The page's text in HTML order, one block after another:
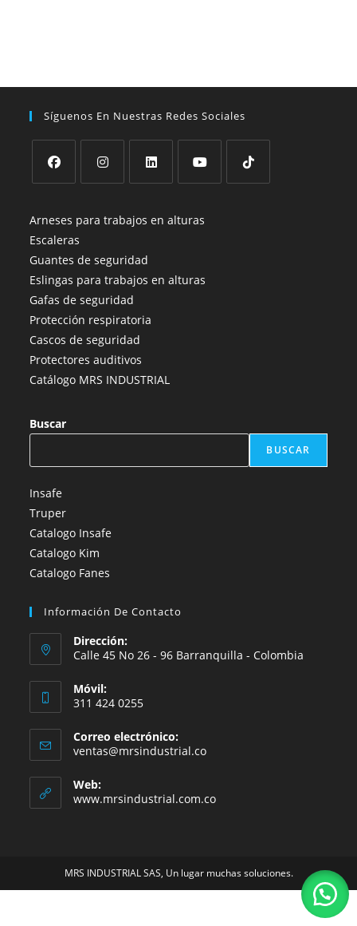
Síguenos En Nuestras Redes Sociales
abre
en
una
nueva
pestaña
abre
una
nueva
pestaña
abre
una
nueva
pestaña
abre
nueva
Arneses para trabajos en alturas
Escaleras
Guantes de seguridad
Eslingas para trabajos en alturas
Gafas de seguridad
Protección respiratoria
Cascos de seguridad
Protectores auditivos
Catálogo MRS INDUSTRIAL
Buscar
BUSCAR
Insafe
Truper
Catalogo Insafe
Catalogo Kim
Catalogo Fanes
Información De Contacto
Dirección:
Calle 45 No 26 - 96 Barranquilla - Colombia
Móvil:
311 424 0255
Correo electrónico:
ventas@mrsindustrial.coSe
tu
aplicación
Web:
www.mrsindustrial.com.co
MRS INDUSTRIAL SAS, Un lugar muchas soluciones.